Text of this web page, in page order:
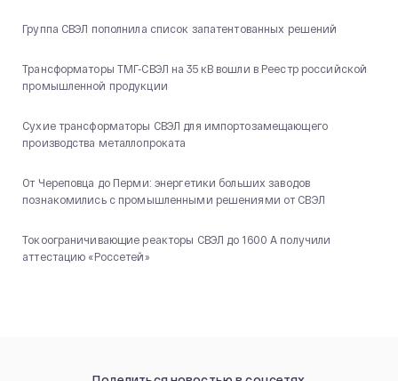
Группа СВЭЛ пополнила список запатентованных решений
Трансформаторы ТМГ-СВЭЛ на 35 кВ вошли в Реестр российской
промышленной продукции
Сухие трансформаторы СВЭЛ для импортозамещающего
производства металлопроката
От Череповца до Перми: энергетики больших заводов
познакомились с промышленными решениями от СВЭЛ
Токоограничивающие реакторы СВЭЛ до 1600 А получили
аттестацию «Россетей»